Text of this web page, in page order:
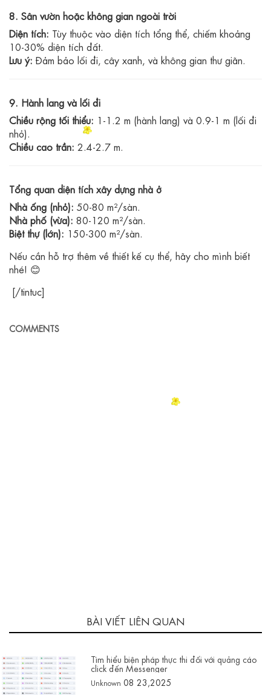
8. Sân vườn hoặc không gian ngoài trời
Diện tích: Tùy thuộc vào diện tích tổng thể, chiếm khoảng
10-30% diện tích đất.
Lưu ý: Đảm bảo lối đi, cây xanh, và không gian thư giãn.
9. Hành lang và lối đi
Chiều rộng tối thiểu: 1-1.2 m (hành lang) và 0.9-1 m (lối đi
nhỏ).
Chiều cao trần: 2.4-2.7 m.
Tổng quan diện tích xây dựng nhà ở
Nhà ống (nhỏ): 50-80 m²/sàn.
Nhà phố (vừa): 80-120 m²/sàn.
Biệt thự (lớn): 150-300 m²/sàn.
Nếu cần hỗ trợ thêm về thiết kế cụ thể, hãy cho mình biết
nhé! 😊
[/tintuc]
COMMENTS
BÀI VIẾT LIÊN QUAN
Tìm hiểu biện pháp thực thi đối với quảng cáo
click đến Messenger
Unknown 08 23,2025